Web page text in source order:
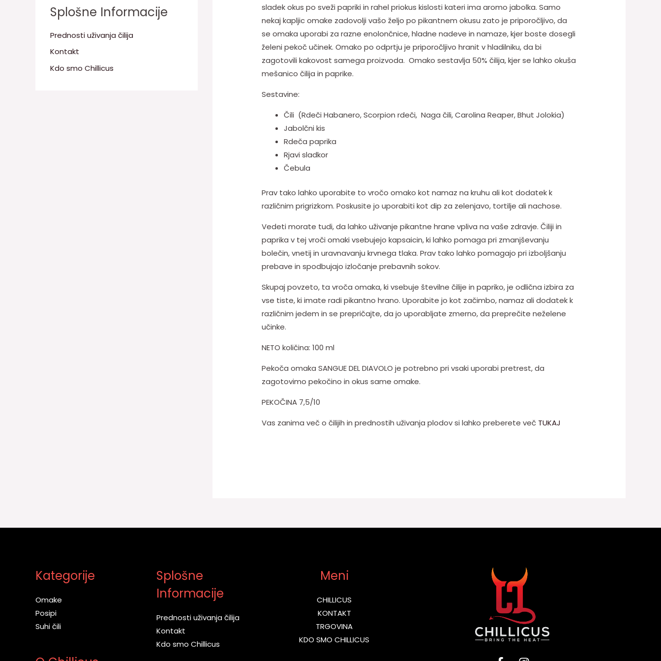
Splošne Informacije
Prednosti uživanja čilija
Kontakt
Kdo smo Chillicus
sladek okus po sveži papriki in rahel priokus kislosti kateri ima aromo jabolka. Samo
nekaj kapljic omake zadovolji vašo željo po pikantnem okusu zato je priporočljivo, da
se omaka uporabi za razne enolončnice, hladne nadeve in namaze, kjer boste dosegli
želeni pekoč učinek. Omako po odprtju je priporočljivo hranit v hladilniku, da bi
zagotovili kakovost samega proizvoda. Omako sestavlja 50% čilija, kjer se lahko okuša
mešanico čilija in paprike.
Sestavine:
Čili (Rdeči Habanero, Scorpion rdeči, Naga čili, Carolina Reaper, Bhut Jolokia)
Jabolčni kis
Rdeča paprika
Rjavi sladkor
Čebula
Prav tako lahko uporabite to vročo omako kot namaz na kruhu ali kot dodatek k
različnim prigrizkom. Poskusite jo uporabiti kot dip za zelenjavo, tortilje ali nachose.
Vedeti morate tudi, da lahko uživanje pikantne hrane vpliva na vaše zdravje. Čiliji in
paprika v tej vroči omaki vsebujejo kapsaicin, ki lahko pomaga pri zmanjševanju
bolečin, vnetij in uravnavanju krvnega tlaka. Prav tako lahko pomagajo pri izboljšanju
prebave in spodbujajo izločanje prebavnih sokov.
Skupaj povzeto, ta vroča omaka, ki vsebuje številne čilije in papriko, je odlična izbira za
vse tiste, ki imate radi pikantno hrano. Uporabite jo kot začimbo, namaz ali dodatek k
različnim jedem in se prepričajte, da jo uporabljate zmerno, da preprečite neželene
učinke.
NETO količina: 100 ml
Pekoča omaka SANGUE DEL DIAVOLO je potrebno pri vsaki uporabi pretrest, da
zagotovimo pekočino in okus same omake.
PEKOČINA 7,5/10
Vas zanima več o čilijih in prednostih uživanja plodov si lahko preberete več TUKAJ
Kategorije
Omake
Posipi
Suhi čili
Splošne
Informacije
Prednosti uživanja čilija
Kontakt
Kdo smo Chillicus
Meni
CHILLICUS
KONTAKT
TRGOVINA
KDO SMO CHILLICUS